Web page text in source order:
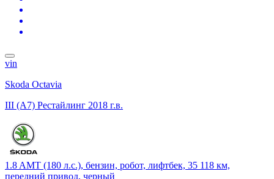
vin
Skoda Octavia
III (A7) Рестайлинг 2018 г.в.
1.8 AMT (180 л.с.), бензин, робот, лифтбек, 35 118 км,
передний привод, черный